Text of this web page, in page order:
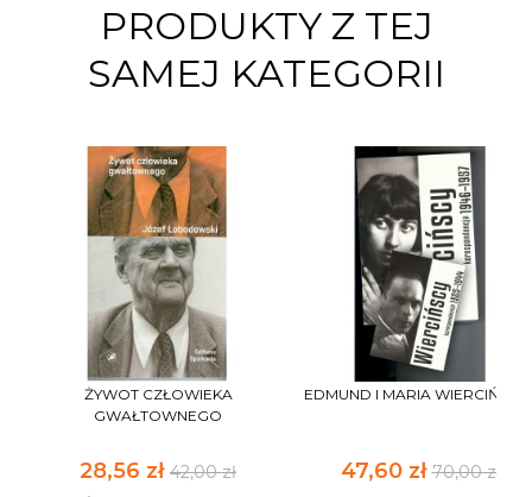
PRODUKTY Z TEJ
SAMEJ KATEGORII
ŻYWOT CZŁOWIEKA
GWAŁTOWNEGO
28,56 zł 42,00 zł
EDMUND I MARIA
47,60 zł70,00 zł